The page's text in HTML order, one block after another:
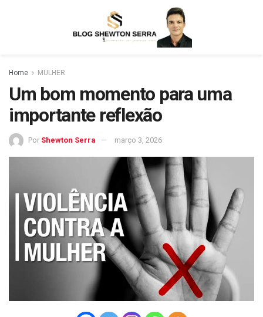
Home MULHER
Um bom momento para uma
importante reflexão
Por Shewton Serra março 3, 2026